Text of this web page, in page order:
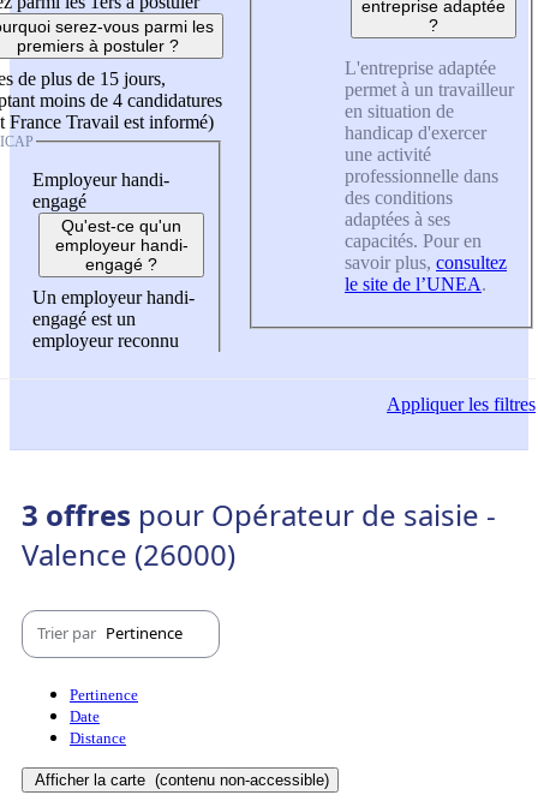
serez-vous parmi les
premiers à postuler ?
de plus de 15 jours,
moins de 4 candidatures
France Travail est informé)
Employeur handi-
engagé
Qu'est-ce qu'un
employeur handi-
engagé ?
Un employeur handi-
engagé est un
employeur reconnu
entreprise adaptée
?
L'entreprise adaptée
permet à un travailleur
en situation de
handicap d'exercer
une activité
professionnelle dans
des conditions
adaptées à ses
capacités. Pour en
savoir plus, consultez
le site de l’UNEA.
Appliquerles filtres
3 offres pour Opérateur de saisie -
Valence (26000)
Trier par Pertinence
Pertinence
Date
Distance
Afficher la carte (contenu non-accessible)